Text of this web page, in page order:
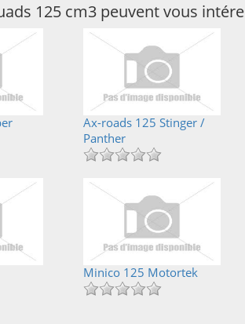
125 cm3 peuvent vous
Ax-roads 125 Stinger /
Panther
Minico 125 Motortek